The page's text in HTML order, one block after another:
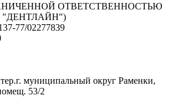
ОТВЕТСТВЕННОСТЬЮ
77/02277839
муниципальный округ Раменки,
53/2